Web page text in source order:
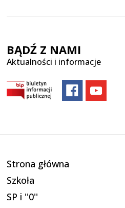
BĄDŹ Z NAMI
Aktualności i informacje
Strona główna
Szkoła
SP i ''0''